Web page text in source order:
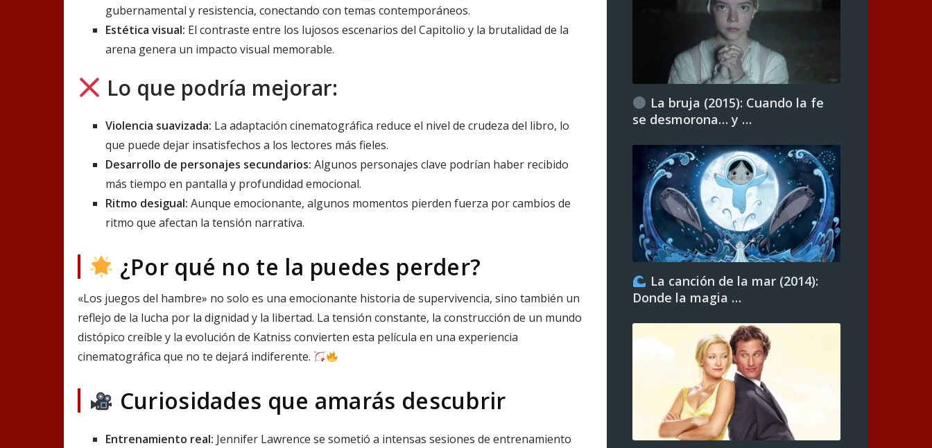
gubernamental y resistencia, conectando con temas contemporáneos.
Estética visual: El contraste entre los lujosos escenarios del Capitolio y la brutalidad de la
arena genera un impacto visual memorable.
Lo que podría mejorar:
Violencia suavizada: La adaptación cinematográfica reduce el nivel de crudeza del libro, lo
que puede dejar insatisfechos a los lectores más fieles.
Desarrollo de personajes secundarios: Algunos personajes clave podrían haber recibido
más tiempo en pantalla y profundidad emocional.
Ritmo desigual: Aunque emocionante, algunos momentos pierden fuerza por cambios de
ritmo que afectan la tensión narrativa.
¿Por qué no te la puedes perder?
«Los juegos del hambre» no solo es una emocionante historia de supervivencia, sino también un
reflejo de la lucha por la dignidad y la libertad. La tensión constante, la construcción de un mundo
distópico creíble y la evolución de Katniss convierten esta película en una experiencia
cinematográfica que no te dejará indiferente.
Curiosidades que amarás descubrir
Entrenamiento real: Jennifer Lawrence se sometió a intensas sesiones de entrenamiento
La bruja (2015): Cuando la fe
se desmorona… y …
La canción de la mar (2014):
Donde la magia …